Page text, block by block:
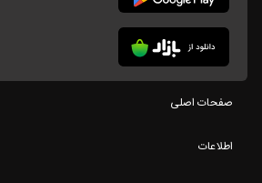
صفحات اصلی
اطلاعات